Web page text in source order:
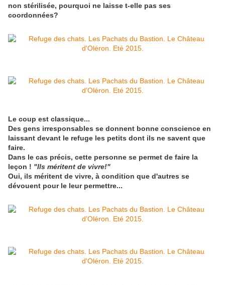
non stérilisée, pourquoi ne laisse t-elle pas ses
coordonnées?
Le coup est classique...
Des gens irresponsables se donnent bonne conscience en
laissant devant le refuge les petits dont ils ne savent que
faire.
Dans le cas précis, cette personne se permet de faire la
leçon ! "Ils méritent de vivre!"
Oui, ils méritent de vivre, à condition que d'autres se
dévouent pour le leur permettre...